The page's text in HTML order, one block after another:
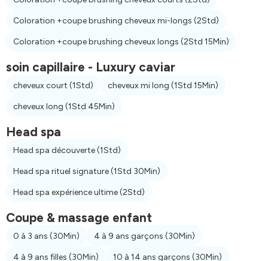
Coloration +coupe brushing cheveux mi-longs (2Std)
Coloration +coupe brushing cheveux longs (2Std 15Min)
soin capillaire - Luxury caviar
cheveux court (1Std) cheveux mi long (1Std 15Min)
cheveux long (1Std 45Min)
Head spa
Head spa découverte(1Std)
Head spa rituel signature(1Std 30Min)
Head spa expérience ultime(2Std)
Coupe & massage enfant
0 à 3 ans (30Min) 4 à 9 ans garçons (30Min)
4 à 9 ans filles (30Min) 10 à 14 ans garçons (30Min)